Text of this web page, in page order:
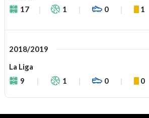
17
1 0 1
2018/2019
La Liga
9
1 0 0